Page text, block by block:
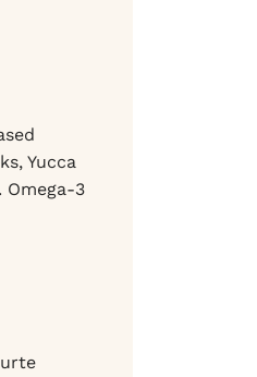
Yucca
Omega-3